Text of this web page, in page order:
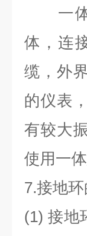
一体
体，连
缆，外
的仪表
有较大
使用一
7.接地
(1)接地